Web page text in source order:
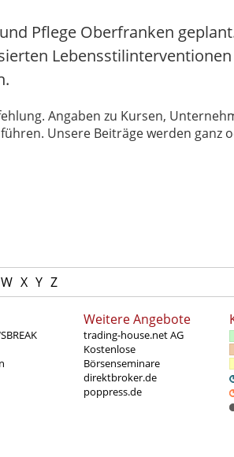
Pflege Oberfranken
Angaben zu Kursen,
Unsere Beiträge werden ganz
W X Y Z
Weitere Angebote
trading-house.net AG
Kostenlose
Börsenseminare
direktbroker.de
poppress.de